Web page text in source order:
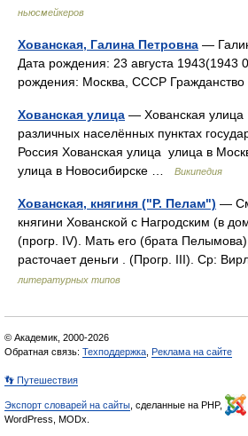
ньюсмейкеров
Хованская, Галина Петровна —
Дата рождения: 23 августа 1943(1943
рождения: Москва, СССР
Хованская улица — Хованская улица
различных населённых пунктах
Россия Хованская улица улица в
улица в Новосибирске …
Википедия
Хованская, княгиня ("Р. Пелам") —
княгини Хованской с Нагродским (в
(прогр. ІV). Мать его (брата
расточает деньги . (Прогр. III). Ср:
литературных типов
© Академик, 2000-2026
Обратная связь: Техподдержка Реклама на сайте
👣 Путешествия
Экспорт словарей на сайты , сделанные на PHP,
WordPress, MODx.